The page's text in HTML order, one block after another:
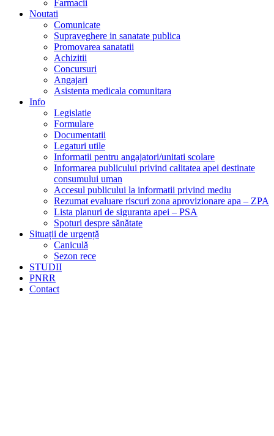
Farmacii
Noutati
Comunicate
Supraveghere in sanatate publica
Promovarea sanatatii
Achizitii
Concursuri
Angajari
Asistenta medicala comunitara
Info
Legislatie
Formulare
Documentatii
Legaturi utile
Informatii pentru angajatori/unitati scolare
Informarea publicului privind calitatea apei destinate
consumului uman
Accesul publicului la informatii privind mediu
Rezumat evaluare riscuri zona aprovizionare apa – ZPA
Lista planuri de siguranta apei – PSA
Spoturi despre sănătate
Situații de urgență
Caniculă
Sezon rece
STUDII
PNRR
Contact